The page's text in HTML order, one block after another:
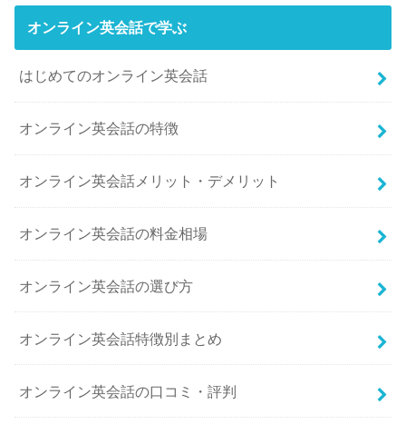
オンライン英会話で学ぶ
はじめてのオンライン英会話
オンライン英会話の特徴
オンライン英会話メリット・デメリット
オンライン英会話の料金相場
オンライン英会話の選び方
オンライン英会話特徴別まとめ
オンライン英会話の口コミ・評判